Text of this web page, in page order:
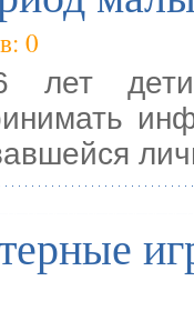
0
дети